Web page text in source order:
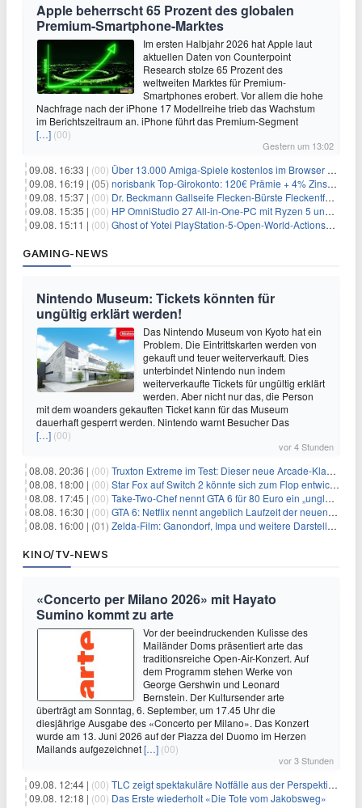
Apple beherrscht 65 Prozent des globalen
Premium-Smartphone-Marktes
Im ersten Halbjahr 2026 hat Apple laut
aktuellen Daten von Counterpoint
Research stolze 65 Prozent des
weltweiten Marktes für Premium-
Smartphones erobert. Vor allem die hohe
Nachfrage nach der iPhone 17 Modellreihe trieb das Wachstum
im Berichtszeitraum an. iPhone führt das Premium-Segment
[…] (00)
Gestern um 13:02
09.08. 16:33 | (00) Über 13.000 Amiga-Spiele kostenlos im Browser spielen
09.08. 16:19 | (05) norisbank Top-Girokonto: 120€ Prämie + 4% Zinsen p.a. (6 Monate)
09.08. 15:37 | (00) Dr. Beckmann Gallseife Flecken-Bürste Fleckentferner 250 ml für 1,25€
09.08. 15:35 | (00) HP OmniStudio 27 All-in-One-PC mit Ryzen 5 und 1 TB SSD für 699€
09.08. 15:11 | (00) Ghost of Yotei PlayStation-5-Open-World-Actionspiel für 55,65€
GAMING-NEWS
Nintendo Museum: Tickets könnten für
ungültig erklärt werden!
Das Nintendo Museum von Kyoto hat ein
Problem. Die Eintrittskarten werden von
gekauft und teuer weiterverkauft. Dies
unterbindet Nintendo nun indem
weiterverkaufte Tickets für ungültig erklärt
werden. Aber nicht nur das, die Person
mit dem woanders gekauften Ticket kann für das Museum
dauerhaft gesperrt werden. Nintendo warnt Besucher Das
[…] (00)
vor 4 Stunden
08.08. 20:36 | (00) Truxton Extreme im Test: Dieser neue Arcade-Klassiker verzeiht dir gar nichts
08.08. 18:00 | (00) Star Fox auf Switch 2 könnte sich zum Flop entwickeln
08.08. 17:45 | (00) Take-Two-Chef nennt GTA 6 für 80 Euro ein „unglaubliches Schnäppchen“
08.08. 16:30 | (00) GTA 6: Netflix nennt angeblich Laufzeit der neuen Gameplay-Präsentation
08.08. 16:00 | (01) Zelda-Film: Ganondorf, Impa und weitere Darsteller sollen feststehen
KINO/TV-NEWS
«Concerto per Milano 2026» mit Hayato
Sumino kommt zu arte
Vor der beeindruckenden Kulisse des
Mailänder Doms präsentiert arte das
traditionsreiche Open-Air-Konzert. Auf
dem Programm stehen Werke von
George Gershwin und Leonard
Bernstein. Der Kultursender arte
überträgt am Sonntag, 6. September, um 17.45 Uhr die
diesjährige Ausgabe des «Concerto per Milano». Das Konzert
wurde am 13. Juni 2026 auf der Piazza del Duomo im Herzen
Mailands aufgezeichnet[…] (00)
vor 3 Stunden
09.08. 12:44 | (00) TLC zeigt spektakuläre Notfälle aus der Perspektive der Patienten
09.08. 12:18 | (00) Das Erste wiederholt «Die Tote vom Jakobsweg»